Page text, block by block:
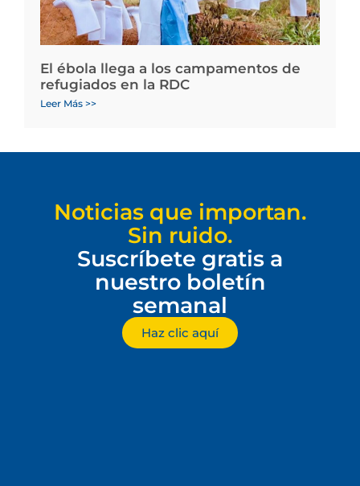
El ébola llega a los campamentos de
refugiados en la RDC
Leer Más >>
Noticias que importan.
Sin ruido.
Suscríbete gratis a
nuestro boletín
semanal
Haz clic aquí